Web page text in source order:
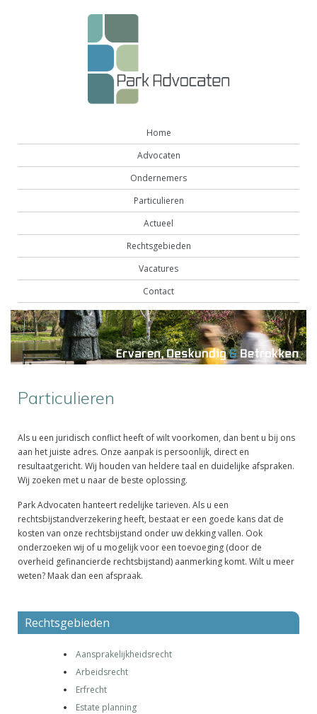
Home
Advocaten
Ondernemers
Particulieren
Actueel
Rechtsgebieden
Vacatures
Contact
Particulieren
Als u een juridisch conflict heeft of wilt voorkomen, dan bent u bij ons
aan het juiste adres. Onze aanpak is persoonlijk, direct en
resultaatgericht. Wij houden van heldere taal en duidelijke afspraken.
Wij zoeken met u naar de beste oplossing.
Park Advocaten hanteert redelijke tarieven. Als u een
rechtsbijstandverzekering heeft, bestaat er een goede kans dat de
kosten van onze rechtsbijstand onder uw dekking vallen. Ook
onderzoeken wij of u mogelijk voor een toevoeging (door de
overheid gefinancierde rechtsbijstand) aanmerking komt. Wilt u meer
weten? Maak dan een afspraak.
Rechtsgebieden
Aansprakelijkheidsrecht
Arbeidsrecht
Erfrecht
Estate planning